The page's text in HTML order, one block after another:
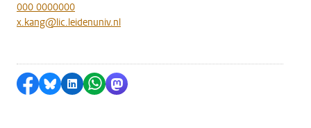
000 0000000
x.kang@lic.leidenuniv.nl
Delen op Facebook
Delen via Bluesky
Delen op LinkedIn
Delen via WhatsApp
Delen via Mastodon